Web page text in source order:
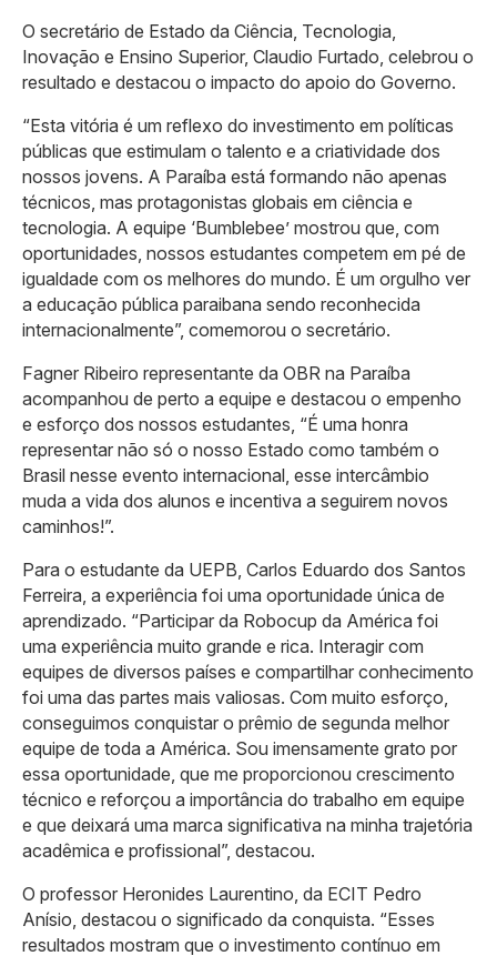
O secretário de Estado da Ciência, Tecnologia,
Inovação e Ensino Superior, Claudio Furtado, celebrou o
resultado e destacou o impacto do apoio do Governo.
“Esta vitória é um reflexo do investimento em políticas
públicas que estimulam o talento e a criatividade dos
nossos jovens. A Paraíba está formando não apenas
técnicos, mas protagonistas globais em ciência e
tecnologia. A equipe ‘Bumblebee’ mostrou que, com
oportunidades, nossos estudantes competem em pé de
igualdade com os melhores do mundo. É um orgulho ver
a educação pública paraibana sendo reconhecida
internacionalmente”, comemorou o secretário.
Fagner Ribeiro representante da OBR na Paraíba
acompanhou de perto a equipe e destacou o empenho
e esforço dos nossos estudantes, “É uma honra
representar não só o nosso Estado como também o
Brasil nesse evento internacional, esse intercâmbio
muda a vida dos alunos e incentiva a seguirem novos
caminhos!”.
Para o estudante da UEPB, Carlos Eduardo dos Santos
Ferreira, a experiência foi uma oportunidade única de
aprendizado. “Participar da Robocup da América foi
uma experiência muito grande e rica. Interagir com
equipes de diversos países e compartilhar conhecimento
foi uma das partes mais valiosas. Com muito esforço,
conseguimos conquistar o prêmio de segunda melhor
equipe de toda a América. Sou imensamente grato por
essa oportunidade, que me proporcionou crescimento
técnico e reforçou a importância do trabalho em equipe
e que deixará uma marca significativa na minha trajetória
acadêmica e profissional”, destacou.
O professor Heronides Laurentino, da ECIT Pedro
Anísio, destacou o significado da conquista. “Esses
resultados mostram que o investimento contínuo em